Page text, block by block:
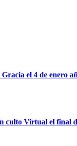
el 4 de enero
culto Virtual el final